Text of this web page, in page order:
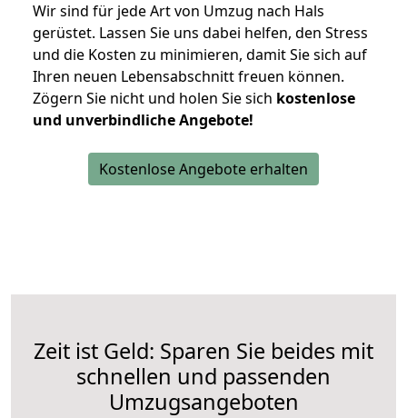
Wir sind für jede Art von Umzug nach Hals
gerüstet. Lassen Sie uns dabei helfen, den Stress
und die Kosten zu minimieren, damit Sie sich auf
Ihren neuen Lebensabschnitt freuen können.
Zögern Sie nicht und holen Sie sich kostenlose
und unverbindliche Angebote!
Kostenlose Angebote erhalten
Zeit ist Geld: Sparen Sie beides mit
schnellen und passenden
Umzugsangeboten